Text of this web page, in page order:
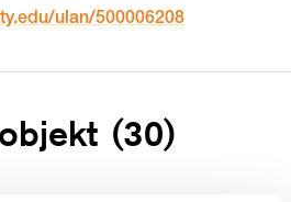
ulan/500006208
(30)